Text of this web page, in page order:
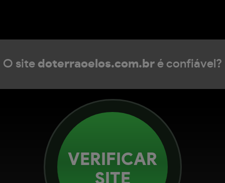
O site doterraoelos.com.br é confiável?
VERIFICAR
SITE